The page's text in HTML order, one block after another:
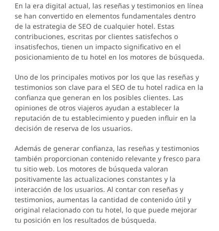
En la era digital actual, las reseñas y testimonios en línea
se han convertido en elementos fundamentales dentro
de la estrategia de SEO de cualquier hotel. Estas
contribuciones, escritas por clientes satisfechos o
insatisfechos, tienen un impacto significativo en el
posicionamiento de tu hotel en los motores de búsqueda.
Uno de los principales motivos por los que las reseñas y
testimonios son clave para el SEO de tu hotel radica en la
confianza que generan en los posibles clientes. Las
opiniones de otros viajeros ayudan a establecer la
reputación de tu establecimiento y pueden influir en la
decisión de reserva de los usuarios.
Además de generar confianza, las reseñas y testimonios
también proporcionan contenido relevante y fresco para
tu sitio web. Los motores de búsqueda valoran
positivamente las actualizaciones constantes y la
interacción de los usuarios. Al contar con reseñas y
testimonios, aumentas la cantidad de contenido útil y
original relacionado con tu hotel, lo que puede mejorar
tu posición en los resultados de búsqueda.